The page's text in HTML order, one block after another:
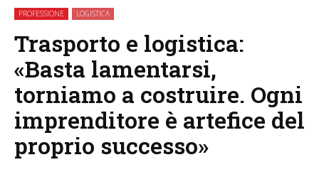
PROFESSIONE LOGISTICA
Trasporto e logistica:
«Basta lamentarsi,
torniamo a costruire. Ogni
imprenditore è artefice del
proprio successo»